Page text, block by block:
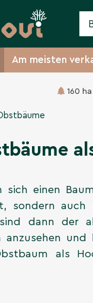
Am meisten
160
sich einen
sondern auch
dann der
anzusehen
als